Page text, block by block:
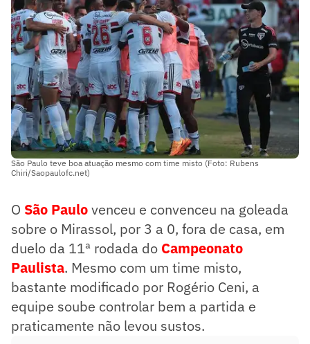
São Paulo teve boa atuação mesmo com time misto (Foto: Rubens
Chiri/Saopaulofc.net)
O São Paulovenceu e convenceu na goleada
sobre o Mirassol, por 3 a 0, fora de casa, em
duelo da 11ª rodada do Campeonato
Paulista. Mesmo com um time misto,
bastante modificado por Rogério Ceni, a
equipe soube controlar bem a partida e
praticamente não levou sustos.